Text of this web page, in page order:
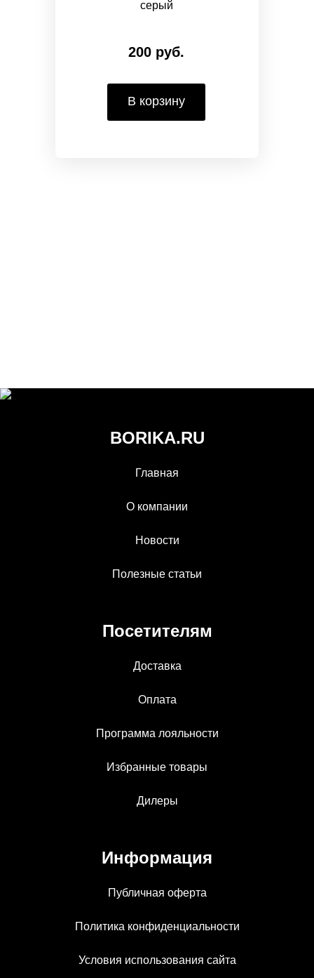
серый
200 руб.
В корзину
BORIKA.RU
Главная
О компании
Новости
Полезные статьи
Посетителям
Доставка
Оплата
Программа лояльности
Избранные товары
Дилеры
Информация
Публичная оферта
Политика конфиденциальности
Условия использования сайта